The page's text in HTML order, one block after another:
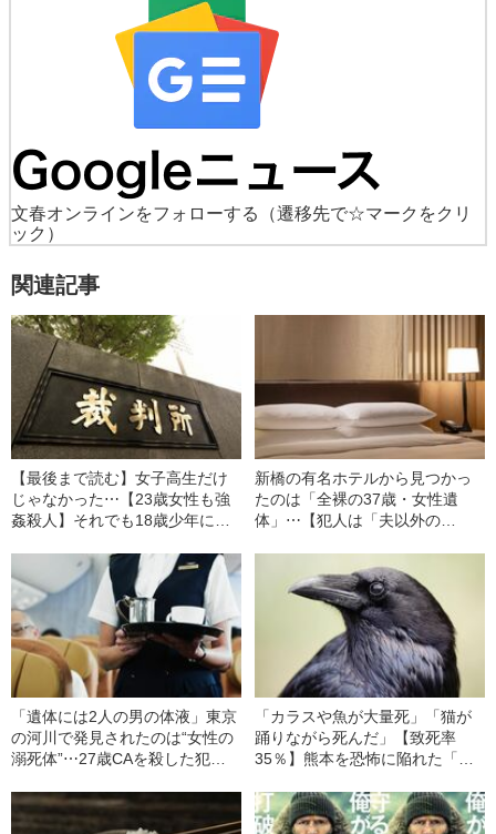
文春オンラインをフォローする
（遷移先で☆マークをクリ
ック）
関連記事
【最後まで読む】女子高生だけ
じゃなかった⋯【23歳女性も強
姦殺人】それでも18歳少年に
の理由”（昭和33年の事件）
新橋の有名ホテルから見つかっ
たのは「全裸の37歳・女性遺
体」⋯【犯人は「夫以外の
「遺体には2人の男の体液」東京
の河川で発見されたのは“女性の
溺死体”⋯27歳CAを殺した犯人
「カラスや魚が大量死」「猫が
踊りながら死んだ」【致死率
35％】熊本を恐怖に陥れた「水
年の事件）